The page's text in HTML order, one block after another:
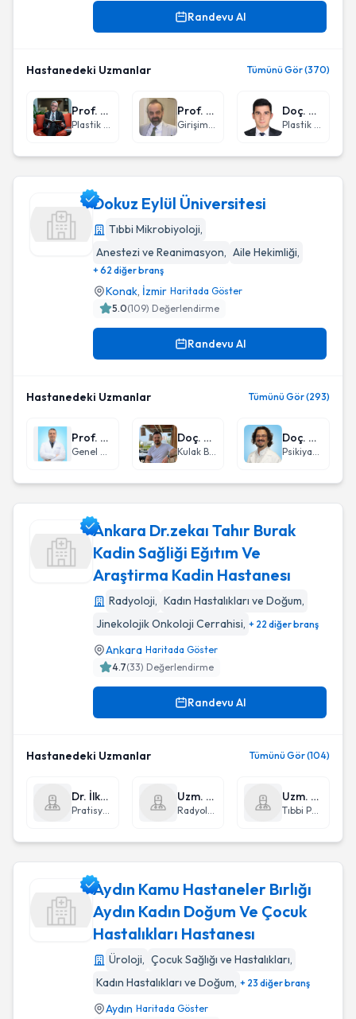
Randevu Al
Hastanedeki Uzmanlar Tümünü Gör (370)
Prof. Dr. Ali Emre Aksu
Plastik Rekonstrüktif ve Estetik Cerrahi
Prof. Dr. Türkmen Turan Çiftçi
Girişimsel Radyoloji
Doç. Dr. Galip Gencay Üstün
Plastik Rekonstrüktif ve Estetik Cerrahi
Dokuz Eylül Üniversitesi
Dokuz Eylül Üniversitesi
Tıbbi Mikrobiyoloji,
Anestezi ve Reanimasyon, Aile Hekimliği,
+ 62 diğer branş
Konak, İzmir Haritada Göster
5.0(109) Değerlendirme
Randevu Al
Hastanedeki Uzmanlar Tümünü Gör (293)
Prof. Dr. Tufan Egeli
Genel Cerrahi
Doç. Dr. Ersoy Doğan
Kulak Burun Boğaz hastalıkları - KBB
Doç. Dr. İbrahim Tolga Binbay
Psikiyatri
Ankara Dr.zekaı Tahır Burak
Kadin Sağliği Eğıtım Ve
Araştirma Kadin Hastanesı
Radyoloji, Kadın Hastalıkları ve Doğum,
Jinekolojik Onkoloji Cerrahisi, + 22 diğer branş
Ankara Haritada Göster
4.7(33) Değerlendirme
Randevu Al
Hastanedeki Uzmanlar Tümünü Gör (104)
Dr. İlker Lütfi Sabuncuoğlu
Pratisyen Hekimlik
Uzm. Dr. Elmas Ünlü
Radyoloji
Uzm. Dr. Kamil Hakan Müftüoğlu
Tıbbi Patoloji
Aydın Kamu Hastaneler Bırlığı Aydın Kadın Doğum Ve
Aydın Kamu Hastaneler Bırlığı
Aydın Kadın Doğum Ve Çocuk
Hastalıkları Hastanesı
Üroloji, Çocuk Sağlığı ve Hastalıkları,
Kadın Hastalıkları ve Doğum, + 23 diğer branş
Aydın Haritada Göster